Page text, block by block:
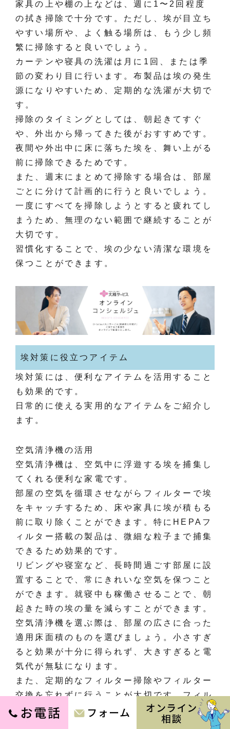
家具の上や棚の上などは、週に1〜2回程度
の拭き掃除で十分です。ただし、埃が目立ち
やすい場所や、よく触る場所は、もう少し頻
繁に掃除すると良いでしょう。
カーテンや寝具の洗濯は月に1回、または季
節の変わり目に行います。布製品は埃の発生
源になりやすいため、定期的な洗濯が大切で
す。
掃除のタイミングとしては、朝起きてすぐ
や、外出から帰ってきた後がおすすめです。
夜間や外出中に床に落ちた埃を、舞い上がる
前に掃除できるためです。
また、週末にまとめて掃除する場合は、部屋
ごとに分けて計画的に行うと良いでしょう。
一度にすべてを掃除しようとすると疲れてし
まうため、無理のない範囲で継続することが
大切です。
習慣化することで、埃の少ない清潔な環境を
保つことができます。
埃対策に役立つアイテム
埃対策には、便利なアイテムを活用すること
も効果的です。
日常的に使える実用的なアイテムをご紹介し
ます。
空気清浄機の活用
空気清浄機は、空気中に浮遊する埃を捕集し
てくれる便利な家電です。
部屋の空気を循環させながらフィルターで埃
をキャッチするため、床や家具に埃が積もる
前に取り除くことができます。特にHEPAフ
ィルター搭載の製品は、微細な粒子まで捕集
できるため効果的です。
リビングや寝室など、長時間過ごす部屋に設
置することで、常にきれいな空気を保つこと
ができます。就寝中も稼働させることで、朝
起きた時の埃の量を減らすことができます。
空気清浄機を選ぶ際は、部屋の広さに合った
適用床面積のものを選びましょう。小さすぎ
ると効果が十分に得られず、大きすぎると電
気代が無駄になります。
また、定期的なフィルター掃除やフィルター
交換を忘れずに行うことが大切です。フィル
ターが汚れていると、逆に汚れた空気を排出